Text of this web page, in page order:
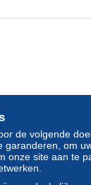
de volgende
garanderen, om
onze site aan te